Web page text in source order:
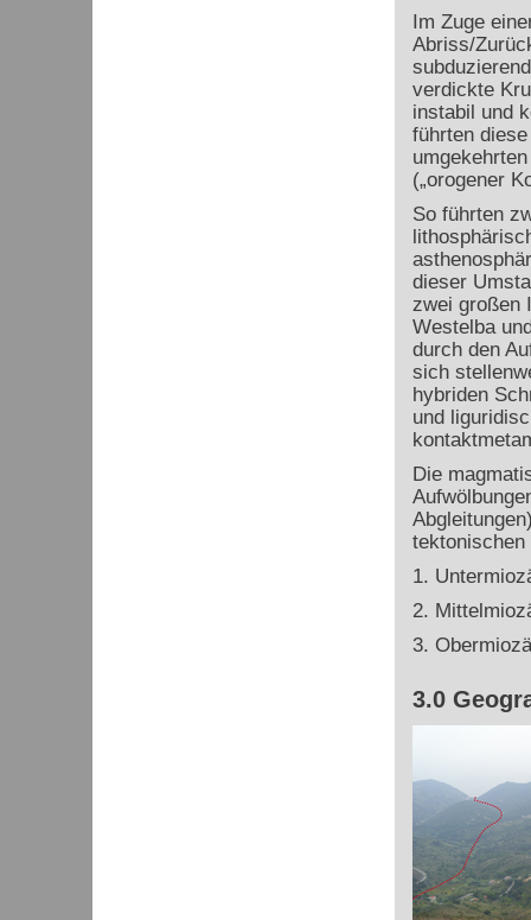
Im Zuge
Abriss/
verdickte
instabil und
führten
(„orogener
So führten
dieser
zwei großen
Westelba
durch den
sich
hybriden
und
Die
tektonischen
1.
2.
3.
3.0